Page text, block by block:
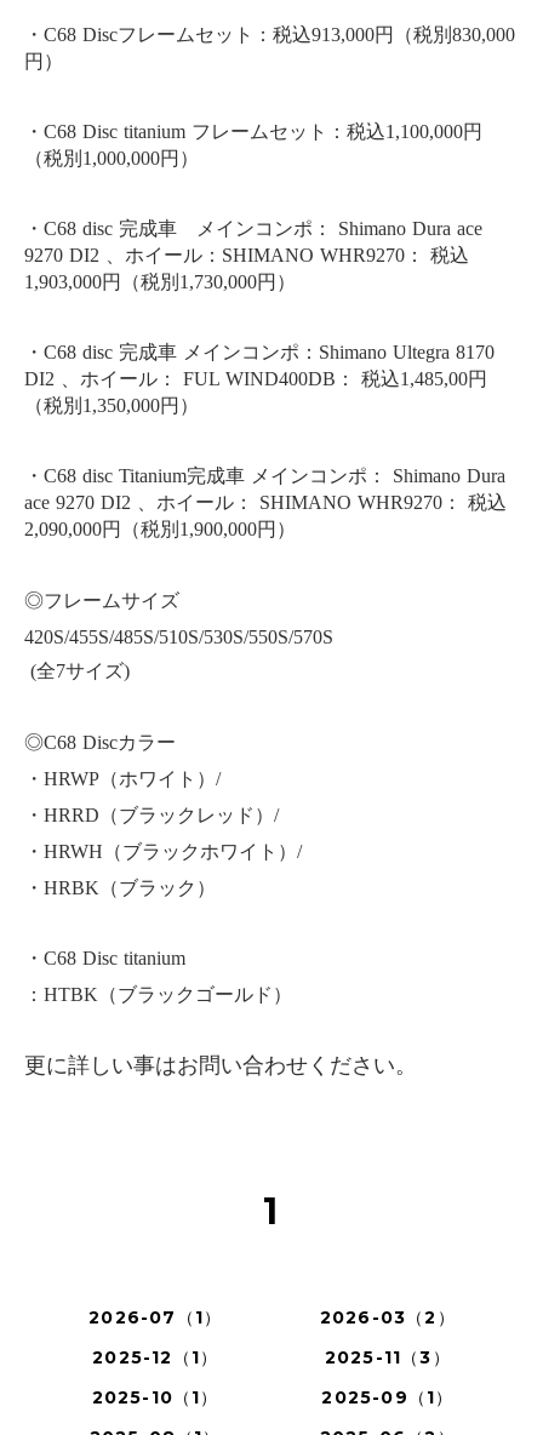
・C68 Discフレームセット：税込913,000円（税別830,000
円）
・C68 Disc titanium フレームセット：税込1,100,000円
（税別1,000,000円）
・C68 disc 完成車 メインコンポ： Shimano Dura ace
9270 DI2 、ホイール：SHIMANO WHR9270： 税込
1,903,000円（税別1,730,000円）
・C68 disc 完成車 メインコンポ：Shimano Ultegra 8170
DI2 、ホイール： FUL WIND400DB： 税込1,485,00円
（税別1,350,000円）
・C68 disc Titanium完成車 メインコンポ： Shimano Dura
ace 9270 DI2 、ホイール： SHIMANO WHR9270： 税込
2,090,000円（税別1,900,000円）
◎フレームサイズ
420S/455S/485S/510S/530S/550S/570S
(全7サイズ)
◎C68 Discカラー
・HRWP（ホワイト）/
・HRRD（ブラックレッド）/
・HRWH（ブラックホワイト）/
・HRBK（ブラック）
・C68 Disc titanium
：HTBK（ブラックゴールド）
更に詳しい事はお問い合わせください。
1
2026-07（1）
2026-03（2）
2025-12（1）
2025-11（3）
2025-10（1）
2025-09（1）